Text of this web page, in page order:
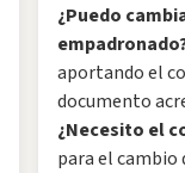
¿Puedo
aportando el
documento
¿Necesito el
para el